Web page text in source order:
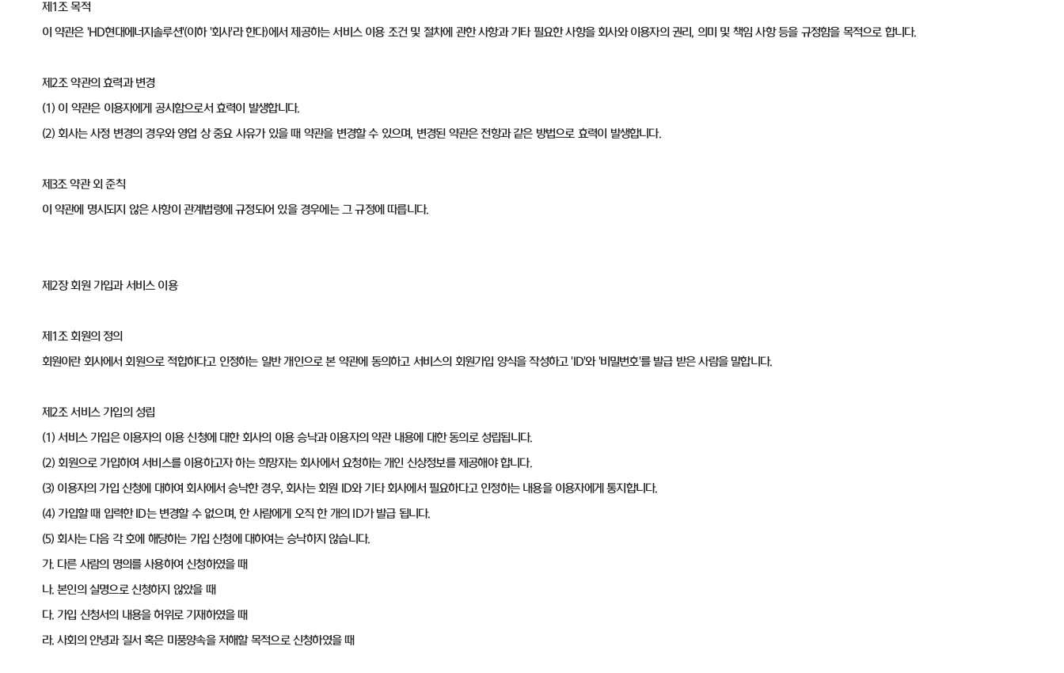
제1조 목적
이 약관은 'HD현대에너지솔루션'(이하 '회사'라 한다)에서 제공하는 서비스 이용 조건 및 절차에 관한 사항과 기타 필요한 사항을 회사와 이용자의 권리, 의미 및 책임 사항 등을 규정함을 목적으로 합니다.
제2조 약관의 효력과 변경
(1) 이 약관은 이용자에게 공시함으로서 효력이 발생합니다.
(2) 회사는 사정 변경의 경우와 영업 상 중요 사유가 있을 때 약관을 변경할 수 있으며, 변경된 약관은 전항과 같은 방법으로 효력이 발생합니다.
제3조 약관 외 준칙
이 약관에 명시되지 않은 사항이 관계법령에 규정되어 있을 경우에는 그 규정에 따릅니다.
제2장 회원 가입과 서비스 이용
제1조 회원의 정의
회원이란 회사에서 회원으로 적합하다고 인정하는 일반 개인으로 본 약관에 동의하고 서비스의 회원가입 양식을 작성하고 'ID'와 '비밀번호'를 발급 받은 사람을 말합니다.
제2조 서비스 가입의 성립
(1) 서비스 가입은 이용자의 이용 신청에 대한 회사의 이용 승낙과 이용자의 약관 내용에 대한 동의로 성립됩니다.
(2) 회원으로 가입하여 서비스를 이용하고자 하는 희망자는 회사에서 요청하는 개인 신상정보를 제공해야 합니다.
(3) 이용자의 가입 신청에 대하여 회사에서 승낙한 경우, 회사는 회원 ID와 기타 회사에서 필요하다고 인정하는 내용을 이용자에게 통지합니다.
(4) 가입할 때 입력한 ID는 변경할 수 없으며, 한 사람에게 오직 한 개의 ID가 발급 됩니다.
(5) 회사는 다음 각 호에 해당하는 가입 신청에 대하여는 승낙하지 않습니다.
가. 다른 사람의 명의를 사용하여 신청하였을 때
나. 본인의 실명으로 신청하지 않았을 때
다. 가입 신청서의 내용을 허위로 기재하였을 때
라. 사회의 안녕과 질서 혹은 미풍양속을 저해할 목적으로 신청하였을 때